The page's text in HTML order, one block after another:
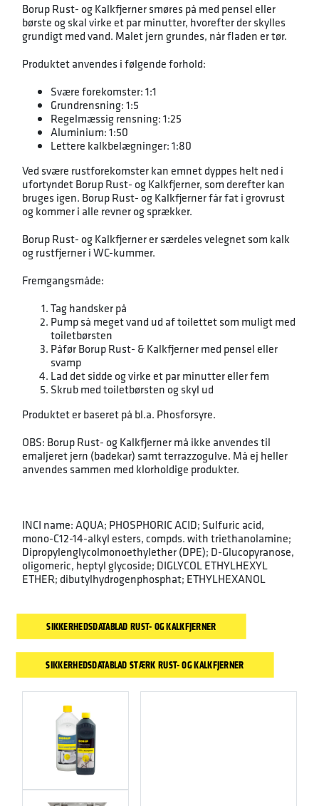
Borup Rust- og Kalkfjerner smøres på med pensel eller
børste og skal virke et par minutter, hvorefter der skylles
grundigt med vand. Malet jern grundes, når fladen er tør.
Produktet anvendes i følgende forhold:
Svære forekomster: 1:1
Grundrensning: 1:5
Regelmæssig rensning: 1:25
Aluminium: 1:50
Lettere kalkbelægninger: 1:80
Ved svære rustforekomster kan emnet dyppes helt ned i
ufortyndet Borup Rust- og Kalkfjerner, som derefter kan
bruges igen. Borup Rust- og Kalkfjerner får fat i grovrust
og kommer i alle revner og sprækker.
Borup Rust- og Kalkfjerner er særdeles velegnet som kalk
og rustfjerner i WC-kummer.
Fremgangsmåde:
Tag handsker på
Pump så meget vand ud af toilettet som muligt med
toiletbørsten
Påfør Borup Rust- & Kalkfjerner med pensel eller
svamp
Lad det sidde og virke et par minutter eller fem
Skrub med toiletbørsten og skyl ud
Produktet er baseret på bl.a. Phosforsyre.
OBS: Borup Rust- og Kalkfjerner må ikke anvendes til
emaljeret jern (badekar) samt terrazzogulve. Må ej heller
anvendes sammen med klorholdige produkter.
INCI name: AQUA; PHOSPHORIC ACID; Sulfuric acid,
mono-C12-14-alkyl esters, compds. with triethanolamine;
Dipropylenglycolmonoethylether (DPE); D-Glucopyranose,
oligomeric, heptyl glycoside; DIGLYCOL ETHYLHEXYL
ETHER; dibutylhydrogenphosphat; ETHYLHEXANOL
SIKKERHEDSDATABLAD RUST- OG KALKFJERNER
SIKKERHEDSDATABLAD STÆRK RUST- OG KALKFJERNER